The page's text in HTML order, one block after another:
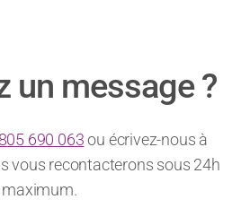
un message ?
690 063ou écrivez-nous à
vous recontacterons sous 24h
maximum.